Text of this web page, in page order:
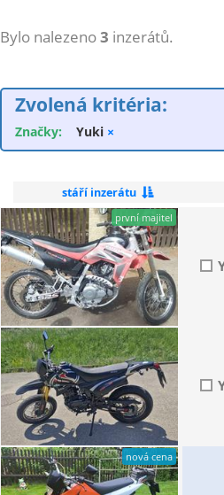
Bylo nalezeno3 inzerátů.
Zvolená kritéria:
Značky: Yuki ×
stáří inzerátu
první majitel
nová cena